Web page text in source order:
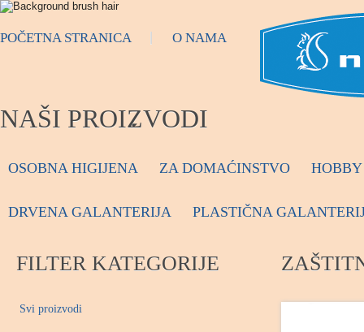
POČETNA STRANICA O NAMA
NAŠI PROIZVODI
OSOBNA HIGIJENA ZA DOMAĆINSTVO
DRVENA GALANTERIJA PLASTIČNA
FILTER KATEGORIJE
Svi proizvodi